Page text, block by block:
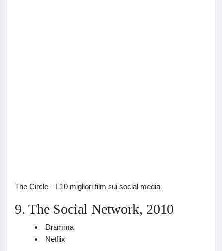
The Circle – I 10 migliori film sui social media
9. The Social Network, 2010
Dramma
Netflix